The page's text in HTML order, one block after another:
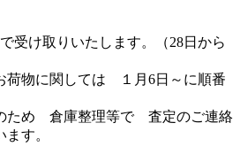
受け取りいたします。（28日から
荷物に関しては １月6日～に順番
ため 倉庫整理等で 査定のご連絡
す。